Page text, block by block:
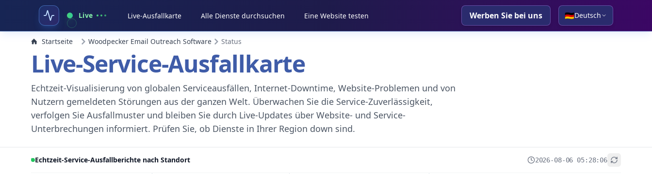
Live Live-Ausfallkarte Alle Dienste durchsuchen Eine Website testen Werben Sie bei uns 🇩🇪Deutsch
Startseite Woodpecker Email Outreach Software Status
Live-Service-Ausfallkarte
Echtzeit-Visualisierung von globalen Serviceausfällen, Internet-Downtime, Website-Problemen und von
Nutzern gemeldeten Störungen aus der ganzen Welt. Überwachen Sie die Service-Zuverlässigkeit,
verfolgen Sie Ausfallmuster und bleiben Sie durch Live-Updates über Website- und Service-
Unterbrechungen informiert. Prüfen Sie, ob Dienste in Ihrer Region down sind.
Echtzeit-Service-Ausfallberichte nach Standort 2026-08-06 05:28:06